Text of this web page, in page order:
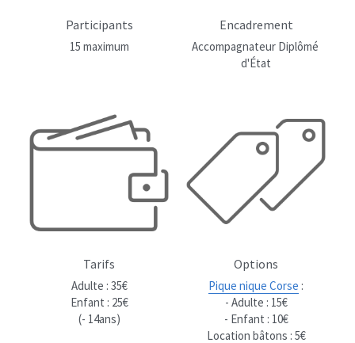
Participants
15 maximum
Encadrement
Accompagnateur Diplômé
d'État
Tarifs
Adulte : 35€
Enfant : 25€
(- 14ans)
Options
Pique nique Corse :
- Adulte : 15€
- Enfant : 10€
Location bâtons : 5€